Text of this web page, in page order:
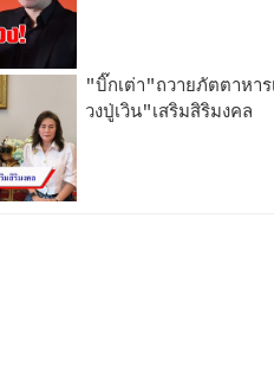
"บิ๊กเต่า"ถวายภัตตาหา
วงปู่เวิน"เสริมสิริมงคล